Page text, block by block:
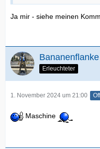
Ja mir - siehe meinen
Bananenflanke
Erleuchteter
1. November 2024 um 21:00
Maschine